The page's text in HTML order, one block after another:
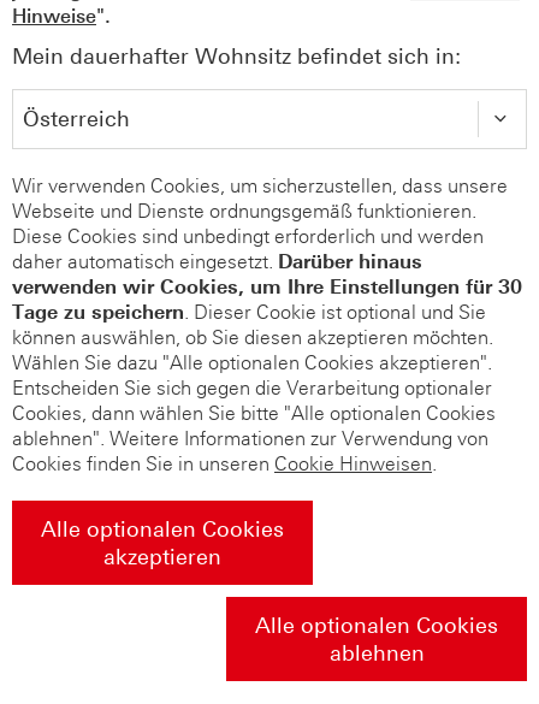
Hinweise".
Mein dauerhafter Wohnsitz befindet sich in:
Wir verwenden Cookies, um sicherzustellen, dass unsere
Webseite und Dienste ordnungsgemäß funktionieren.
Diese Cookies sind unbedingt erforderlich und werden
daher automatisch eingesetzt. Darüber hinaus
verwenden wir Cookies, um Ihre Einstellungen für 30
Tage zu speichern. Dieser Cookie ist optional und Sie
können auswählen, ob Sie diesen akzeptieren möchten.
Wählen Sie dazu "Alle optionalen Cookies akzeptieren".
Entscheiden Sie sich gegen die Verarbeitung optionaler
Cookies, dann wählen Sie bitte "Alle optionalen Cookies
ablehnen". Weitere Informationen zur Verwendung von
Cookies finden Sie in unseren Cookie Hinweisen.
Alle optionalen Cookies
akzeptieren
Alle optionalen Cookies
ablehnen